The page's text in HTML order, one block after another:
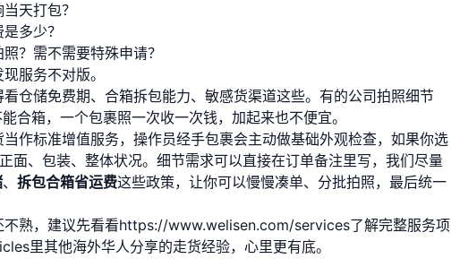
天打包？
多少？
？需不需要特殊申请？
服务不对版。
看仓储免费期、合箱拆包能力、敏感货渠道这些。有的公司拍照细节
合箱，一个包裹照一次收一次钱，加起来也不便宜。
作标准增值服务，操作员经手包裹会主动做基础外观检查，如果你选
面、包装、整体状况。细节需求可以直接在订单备注里写，我们尽量
、 拆包合箱省运费这些政策，让你可以慢慢凑单、分批拍照，最后统一
熟，建议先看看https://www.welisen.com/services了解完整服务项
里其他海外华人分享的走货经验，心里更有底。